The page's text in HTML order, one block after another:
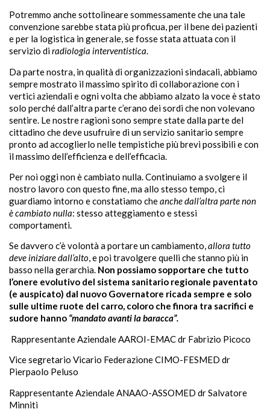
Potremmo anche sottolineare sommessamente che una tale
convenzione sarebbe stata più proficua, per il bene dei pazienti
e per la logistica in generale, se fosse stata attuata con il
servizio diradiologia interventistica.
Da parte nostra, in qualità di organizzazioni sindacali, abbiamo
sempre mostrato il massimo spirito di collaborazione con i
vertici aziendali e ogni volta che abbiamo alzato la voce è stato
solo perché dall’altra parte c’erano dei sordi che non volevano
sentire. Le nostre ragioni sono sempre state dalla parte del
cittadino che deve usufruire di un servizio sanitario sempre
pronto ad accoglierlo nelle tempistiche più brevi possibili e con
il massimo dell’efficienza e dell’efficacia.
Per noi oggi non è cambiato nulla. Continuiamo a svolgere il
nostro lavoro con questo fine, ma allo stesso tempo, ci
guardiamo intorno e constatiamo cheanche dall’altra parte non
è cambiato nulla: stesso atteggiamento e stessi
comportamenti.
Se davvero c’è volontà a portare un cambiamento,allora tutto
deve iniziare dall’alto, e poi travolgere quelli che stanno più in
basso nella gerarchia. Non possiamo sopportare che tutto
l’onere evolutivo del sistema sanitario regionale paventato
(e auspicato) dal nuovo Governatore ricada sempre e solo
sulle ultime ruote del carro, coloro che finora tra sacrifici e
sudore hanno “mandato avanti la baracca”.
Rappresentante Aziendale AAROI-EMAC dr Fabrizio Picoco
Vice segretario Vicario Federazione CIMO-FESMED dr
Pierpaolo Peluso
Rappresentante Aziendale ANAAO-ASSOMED dr Salvatore
Minniti